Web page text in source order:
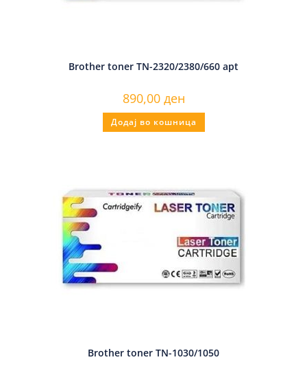
Brother toner TN-2320/2380/660 apt
890,00 ден
Додај во кошница
Brother toner TN-1030/1050